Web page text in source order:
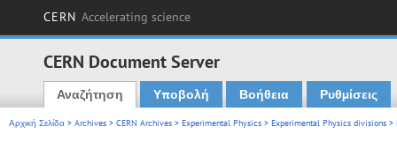
CERN Accelerating science
CERN Document Server
Main menu
Αναζήτηση Υποβολή Βοήθεια Ρυθμίσεις
Αρχική Σελίδα > Archives > CERN Archives > Experimental Physics > Experimental Physics divisions >